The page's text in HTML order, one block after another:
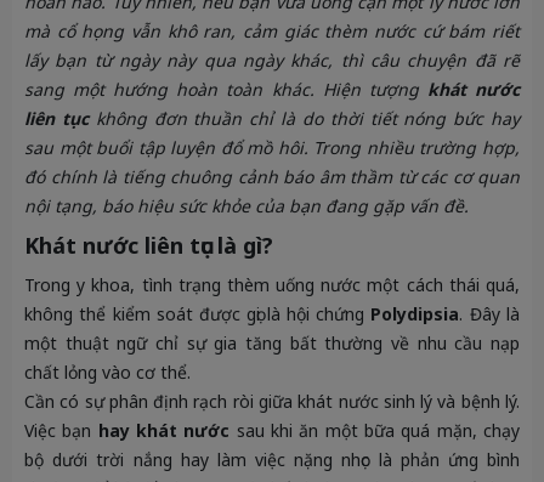
mà cổ họng vẫn khô ran, cảm giác thèm nước cứ bám riết
lấy bạn từ ngày này qua ngày khác, thì câu chuyện đã rẽ
sang một hướng hoàn toàn khác. Hiện tượng khát nước
liên tụckhông đơn thuần chỉ là do thời tiết nóng bức hay
sau một buổi tập luyện đổ mồ hôi. Trong nhiều trường hợp,
đó chính là tiếng chuông cảnh báo âm thầm từ các cơ quan
nội tạng, báo hiệu sức khỏe của bạn đang gặp vấn đề.
Khát nước liên tục là gì?
Trong y khoa, tình trạng thèm uống nước một cách thái quá,
không thể kiểm soát được gọi là hội chứng Polydipsia. Đây là
một thuật ngữ chỉ sự gia tăng bất thường về nhu cầu nạp
chất lỏng vào cơ thể.
Cần có sự phân định rạch ròi giữa khát nước sinh lý và bệnh lý.
Việc bạn hay khát nước sau khi ăn một bữa quá mặn, chạy
bộ dưới trời nắng hay làm việc nặng nhọc là phản ứng bình